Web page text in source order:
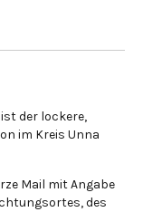
der lockere,
im Kreis Unna
Mail mit Angabe
des